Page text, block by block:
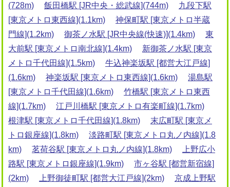
(728m)
飯田橋駅 [JR中央・総武線](744m)
九段下駅
[東京メトロ東西線](1.1km)
神保町駅 [東京メトロ半蔵
門線](1.2km)
御茶ノ水駅 [JR中央線(快速)](1.4km)
東
大前駅 [東京メトロ南北線](1.4km)
新御茶ノ水駅 [東京
メトロ千代田線](1.5km)
牛込神楽坂駅 [都営大江戸線]
(1.6km)
神楽坂駅 [東京メトロ東西線](1.6km)
湯島駅
[東京メトロ千代田線](1.6km)
竹橋駅 [東京メトロ東西
線](1.7km)
江戸川橋駅 [東京メトロ有楽町線](1.7km)
根津駅 [東京メトロ千代田線](1.8km)
末広町駅 [東京メ
トロ銀座線](1.8km)
淡路町駅 [東京メトロ丸ノ内線](1.8
km)
茗荷谷駅 [東京メトロ丸ノ内線](1.8km)
上野広小
路駅 [東京メトロ銀座線](1.9km)
市ヶ谷駅 [都営新宿線]
(2km)
上野御徒町駅 [都営大江戸線](2km)
京成上野駅